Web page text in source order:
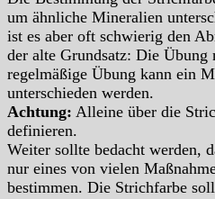
um ähnliche Mineralien
ist es aber oft schwierig den
der alte Grundsatz: Die
regelmäßige Übung kann ein
unterschieden werden.
Achtung: Alleine über die
definieren.
Weiter sollte bedacht werden,
nur eines von vielen
bestimmen. Die Strichfarbe